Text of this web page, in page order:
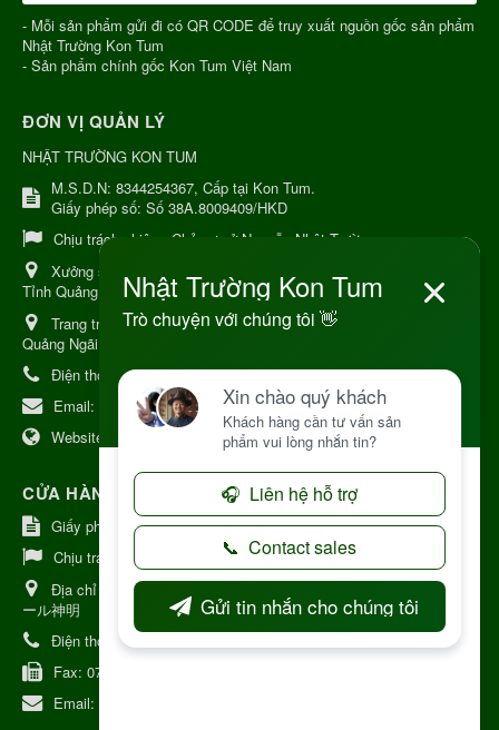
- Mỗi sản phẩm gửi đi có QR CODE để truy xuất nguồn gốc sản phẩm
Nhật Trường Kon Tum
- Sản phẩm chính gốc Kon Tum Việt Nam
ĐƠN VỊ QUẢN LÝ
NHẬT TRƯỜNG KON TUM
M.S.D.N: 8344254367, Cấp tại Kon Tum.
Giấy phép số: Số 38A.8009409/HKD
Chịu trách nhiệm: Chủ cơ sở Nguyễn Nhật Trường
Xưởng sản xuất:
Tỉnh Quảng Ngải
Trang trại Dược Liệu Hữu Cơ:Khu 37 Hộ Xã Măng Đen Tỉnh
Quảng Ngãi
Điện thoại:+84 906968923
Email:
kinhdoanh@nhattruongkontum.com
Website:
https://www.nhattruongkontum.com
CỬA HÀNG GIỚI THIỆU TẠI NHẬT BẢN
Giấy phép số: 080-9475-1379
Chịu trách nhiệm:
MR THƯƠNG
Địa chỉ Nhật Bản:
日本 愛知県刈谷市神明町6丁目308番地 ファミ
ール神明
Điện thoại:080-9475-1379
Fax: 070-9178-7979
Email: